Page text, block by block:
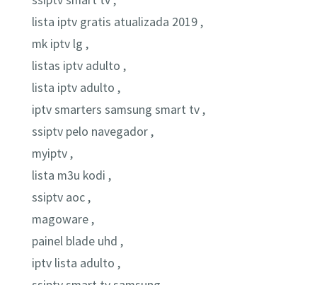
lista iptv gratis atualizada 2019 ,
mk iptv lg ,
listas iptv adulto ,
lista iptv adulto ,
iptv smarters samsung smart tv ,
ssiptv pelo navegador ,
myiptv ,
lista m3u kodi ,
ssiptv aoc ,
magoware ,
painel blade uhd ,
iptv lista adulto ,